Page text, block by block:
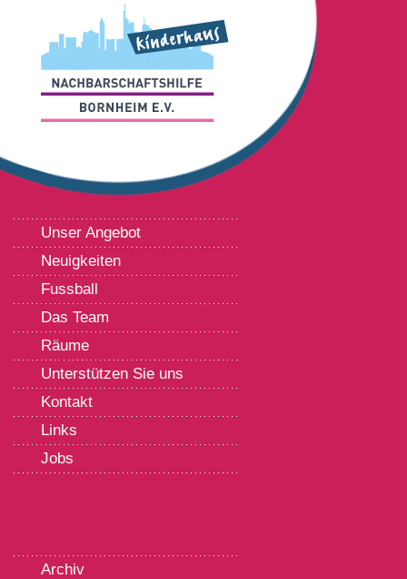
Unser Angebot
Neuigkeiten
Fussball
Das Team
Räume
Unterstützen Sie uns
Kontakt
Links
Jobs
Archiv